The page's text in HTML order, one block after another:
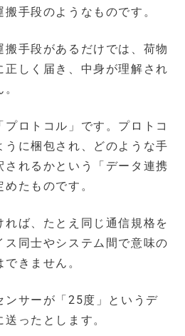
手段のようなものです。
搬手段があるだけでは、荷物
正しく届き、中身が理解され
ロトコル」です。プロトコ
うに梱包され、どのような手
されるかという「データ連携
たものです。
れば、たとえ同じ通信規格を
ス同士やシステム間で意味の
きません。
ンサーが「25度」というデ
ったとします。